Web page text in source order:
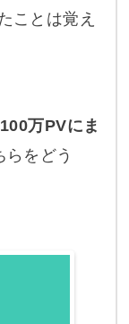
ことは覚え
万PVにま
らをどう